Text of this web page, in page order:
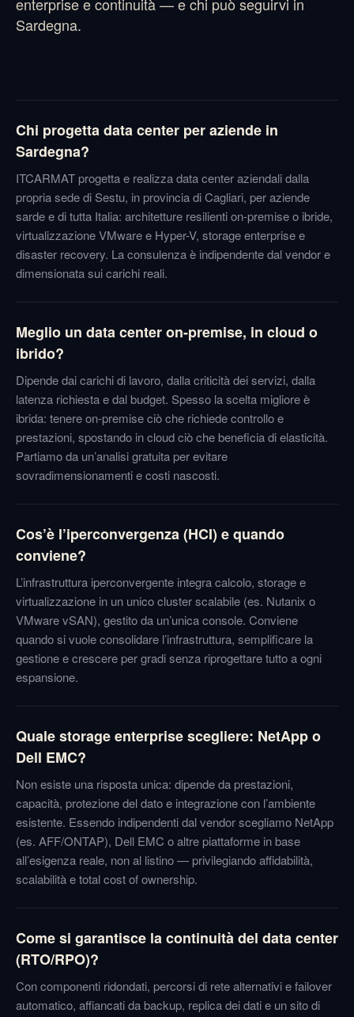
enterprise e continuità — e chi può seguirvi in
Sardegna.
Chi progetta data center per aziende in
Sardegna?
ITCARMAT progetta e realizza data center aziendali dalla
propria sede di Sestu, in provincia di Cagliari, per aziende
sarde e di tutta Italia: architetture resilienti on-premise o ibride,
virtualizzazione VMware e Hyper-V, storage enterprise e
disaster recovery. La consulenza è indipendente dal vendor e
dimensionata sui carichi reali.
Meglio un data center on-premise, in cloud o
ibrido?
Dipende dai carichi di lavoro, dalla criticità dei servizi, dalla
latenza richiesta e dal budget. Spesso la scelta migliore è
ibrida: tenere on-premise ciò che richiede controllo e
prestazioni, spostando in cloud ciò che beneficia di elasticità.
Partiamo da un’analisi gratuita per evitare
sovradimensionamenti e costi nascosti.
Cos’è l’iperconvergenza (HCI) e quando
conviene?
L’infrastruttura iperconvergente integra calcolo, storage e
virtualizzazione in un unico cluster scalabile (es. Nutanix o
VMware vSAN), gestito da un’unica console. Conviene
quando si vuole consolidare l’infrastruttura, semplificare la
gestione e crescere per gradi senza riprogettare tutto a ogni
espansione.
Quale storage enterprise scegliere: NetApp o
Dell EMC?
Non esiste una risposta unica: dipende da prestazioni,
capacità, protezione del dato e integrazione con l’ambiente
esistente. Essendo indipendenti dal vendor scegliamo NetApp
(es. AFF/ONTAP), Dell EMC o altre piattaforme in base
all’esigenza reale, non al listino — privilegiando affidabilità,
scalabilità e total cost of ownership.
Come si garantisce la continuità del data center
(RTO/RPO)?
Con componenti ridondati, percorsi di rete alternativi e failover
automatico, affiancati da backup, replica dei dati e un sito di